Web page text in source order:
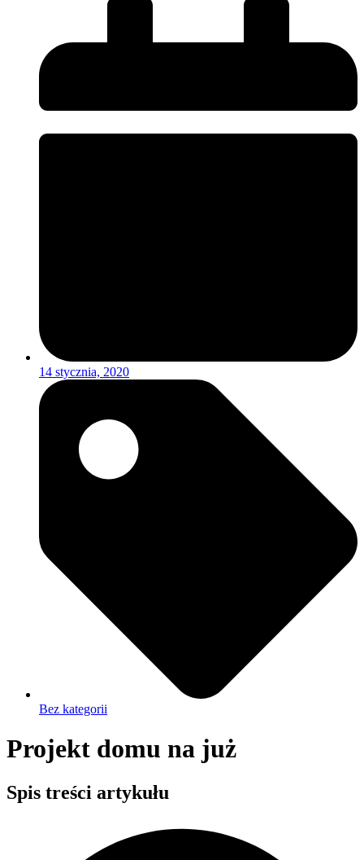
14 stycznia, 2020
Bez kategorii
Projekt domu na już
Spis treści artykułu